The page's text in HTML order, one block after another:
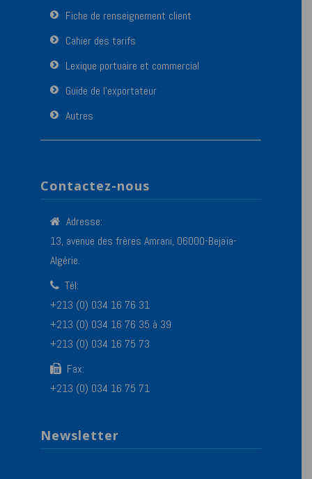
Fiche de renseignement client
Cahier des tarifs
Lexique portuaire et commercial
Guide de l’exportateur
Autres
Contactez-nous
Adresse:
13, avenue des frères Amrani, 06000-Bejaïa-
Algérie.
Tél:
+213 (0) 034 16 76 31
+213 (0) 034 16 76 35 à 39
+213 (0) 034 16 75 73
Fax:
+213 (0) 034 16 75 71
Newsletter